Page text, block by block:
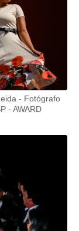
- Fotógrafo
- AWARD